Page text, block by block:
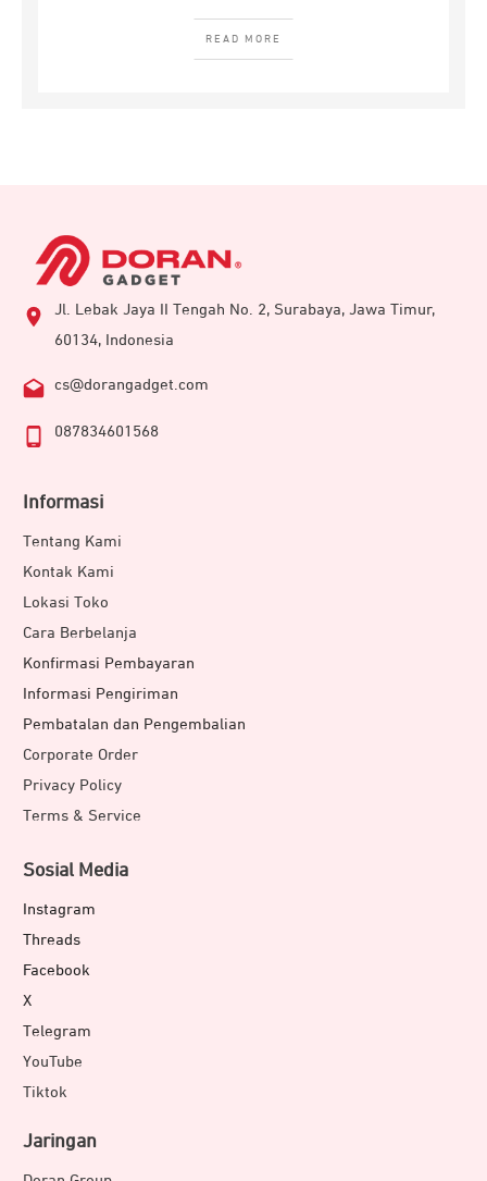
READ MORE
Jl. Lebak Jaya II Tengah No. 2, Surabaya, Jawa Timur,
60134, Indonesia
cs@dorangadget.com
087834601568
Informasi
Tentang Kami
Kontak Kami
Lokasi Toko
Cara Berbelanja
Konfirmasi Pembayaran
Informasi Pengiriman
Pembatalan dan Pengembalian
Corporate Order
Privacy Policy
Terms & Service
Sosial Media
Instagram
Threads
Facebook
X
Telegram
YouTube
Tiktok
Jaringan